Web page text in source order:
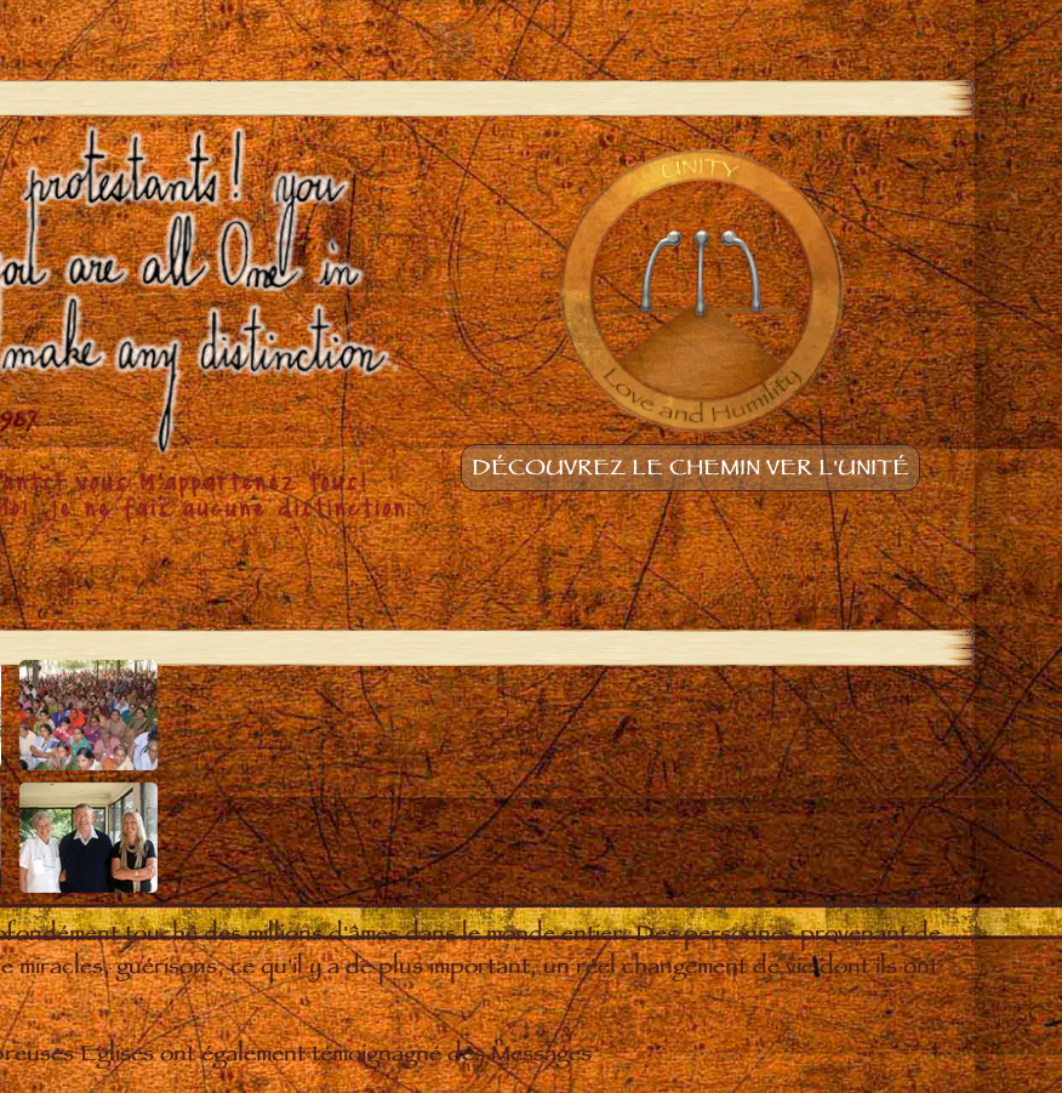
DÉCOUVREZ LE CHEMIN VER L'UNITÉ
touché des millions d'âmes dans le monde entier. Des personnes provenant de
guérisons, ce qu'il y a de plus important, un réel changement de vie dont ils ont
Eglises ont également témoignagné des Messages